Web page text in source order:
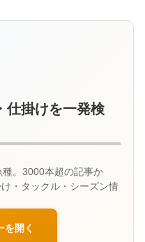
仕掛けを一発検
を開く